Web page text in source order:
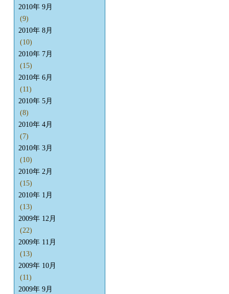
2010年 9月
(9)
2010年 8月
(10)
2010年 7月
(15)
2010年 6月
(11)
2010年 5月
(8)
2010年 4月
(7)
2010年 3月
(10)
2010年 2月
(15)
2010年 1月
(13)
2009年 12月
(22)
2009年 11月
(13)
2009年 10月
(11)
2009年 9月